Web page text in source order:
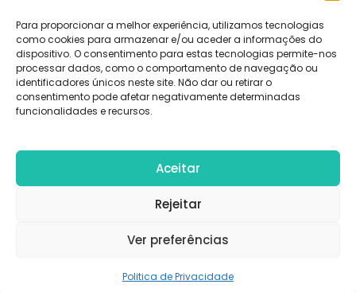
Para proporcionar a melhor experiência, utilizamos tecnologias
como cookies para armazenar e/ou aceder a informações do
dispositivo. O consentimento para estas tecnologias permite-nos
processar dados, como o comportamento de navegação ou
identificadores únicos neste site. Não dar ou retirar o
consentimento pode afetar negativamente determinadas
funcionalidades e recursos.
Aceitar
Rejeitar
Ver preferências
Politica de Privacidade
© Copyright 2026
WordPress
Informações
Viagens
Política de